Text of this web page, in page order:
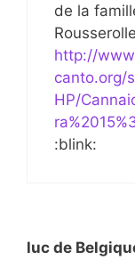
de la
http://
canto.org/
HP/
:blink:
luc de